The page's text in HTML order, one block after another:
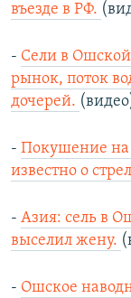
въезде в РФ.
- Сели в Ошской
рынок, поток
дочерей.
- Покушение на
известно о
- Азия: сель в
выселил жену.
- Ошское